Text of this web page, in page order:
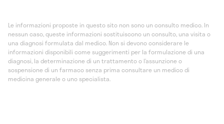
Le informazioni proposte in questo sito non sono un consulto medico. In
nessun caso, queste informazioni sostituiscono un consulto, una visita o
una diagnosi formulata dal medico. Non si devono considerare le
informazioni disponibili come suggerimenti per la formulazione di una
diagnosi, la determinazione di un trattamento o l’assunzione o
sospensione di un farmaco senza prima consultare un medico di
medicina generale o uno specialista.